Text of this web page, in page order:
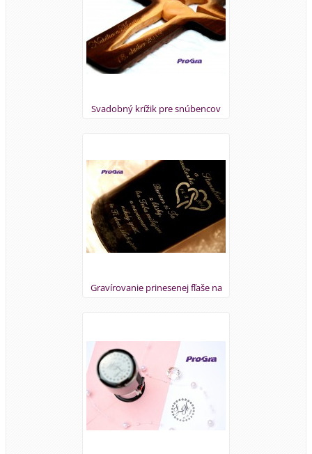
Svadobný krížik pre snúbencov
Gravírovanie prinesenej fľaše na